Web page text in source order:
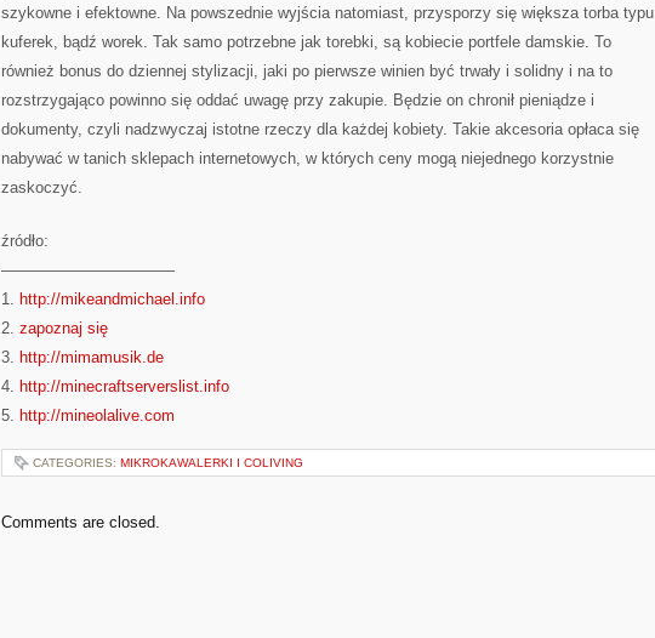
szykowne i efektowne. Na powszednie wyjścia natomiast, przysporzy się większa torba typu
kuferek, bądź worek. Tak samo potrzebne jak torebki, są kobiecie portfele damskie. To
również bonus do dziennej stylizacji, jaki po pierwsze winien być trwały i solidny i na to
rozstrzygająco powinno się oddać uwagę przy zakupie. Będzie on chronił pieniądze i
dokumenty, czyli nadzwyczaj istotne rzeczy dla każdej kobiety. Takie akcesoria opłaca się
nabywać w tanich sklepach internetowych, w których ceny mogą niejednego korzystnie
zaskoczyć.
źródło:
———————————
1. http://mikeandmichael.info
2. zapoznaj się
3. http://mimamusik.de
4. http://minecraftserverslist.info
5. http://mineolalive.com
CATEGORIES: MIKROKAWALERKI I COLIVING
Comments are closed.